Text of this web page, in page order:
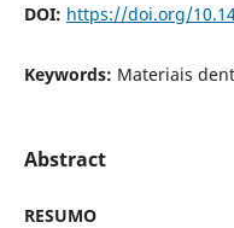
DOI: https://doi.org/
Keywords: Materiais
Abstract
RESUMO